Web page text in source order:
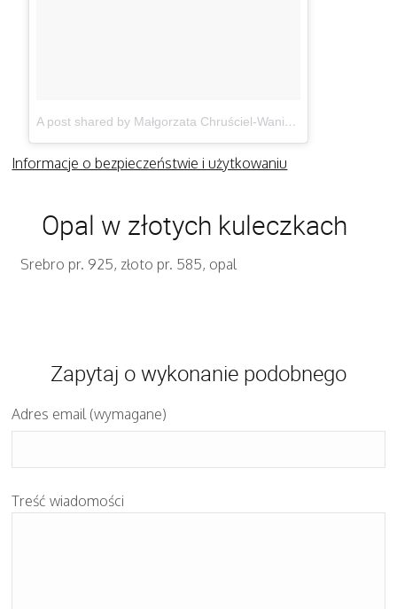
A post shared by Małgorzata Chruściel-Waniek (@gosiawaniek)
Informacje o bezpieczeństwie i użytkowaniu
Opal w złotych kuleczkach
Srebro pr. 925, złoto pr. 585, opal
Zapytaj o wykonanie podobnego
Adres email (wymagane)
Treść wiadomości